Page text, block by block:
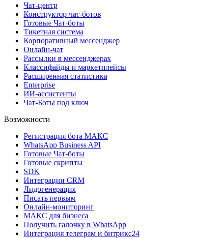
Чат-центр
Конструктор чат-ботов
Готовые Чат-боты
Тикетная система
Корпоративный мессенджер
Онлайн-чат
Рассылки в мессенджерах
Классифайды и маркетплейсы
Расширенная статистика
Enterprise
ИИ-ассистенты
Чат-Боты под ключ
Возможности
Регистрация бота MAКС
WhatsApp Business API
Готовые Чат-боты
Готовые скрипты
SDK
Интеграции CRM
Лидогенерация
Писать первым
Онлайн-мониторинг
MAКС для бизнеса
Получить галочку в WhatsApp
Интеграция телеграм и битрикс24